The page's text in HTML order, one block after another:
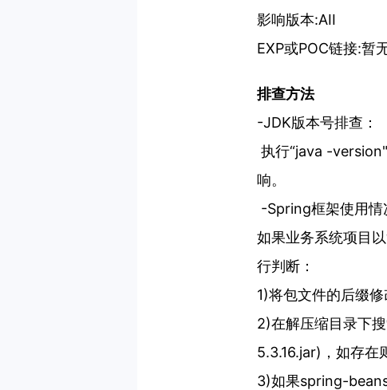
影响版本:AII
EXP或POC链接:暂
排查方法
-JDK版本号排查：
执行“java -
响。
-Spring框架使用
如果业务系统项目
行判断：
1)将包文件的后缀
2)在解压缩目录下
5.3.16.jar)，如存
3)如果spring-